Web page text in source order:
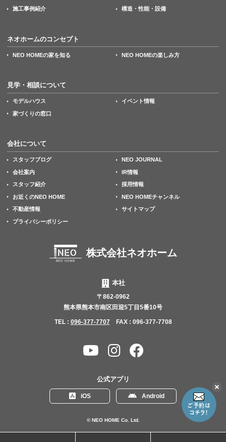
こ
ク
施工事例紹介 構造・性能・設備
ネオホームのコンセプト
NEO HOMEの家を知る NEO HOMEの楽しみ方
見学・相談について
モデルハウス イベント情報
家づくりの窓口
会社について
スタッフブログ NEO JOURNAL
会社案内 IR情報
スタッフ紹介 採用情報
お近くのNEO HOME NEO HOMEチャンネル
不動産情報 サイトマップ
プライバシーポリシー
株式会社ネオホーム
本社
〒862-0962
熊本県熊本市南区田迎5丁目5番10号
TEL : 096-377-7707 FAX : 096-377-7708
YouTube
ン
ネ
ル
Instagram
Facebook
公式アプリ
iOS Android
© NEO HOME Co. Ltd.